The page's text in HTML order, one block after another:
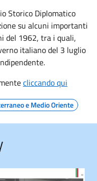
Storico Diplomatico
su alcuni importanti
del 1962, tra i quali,
italiano del 3 luglio
cliccando qui
e Medio Oriente